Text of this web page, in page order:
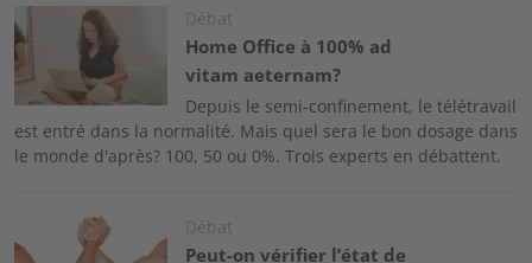
Image Débat
Home Office à 100% ad
vitam aeternam?
Depuis le semi-confinement, le télétravail
est entré dans la normalité. Mais quel sera le bon dosage dans
le monde d'après? 100, 50 ou 0%. Trois experts en débattent.
Débat
Peut-on vérifier l’état de